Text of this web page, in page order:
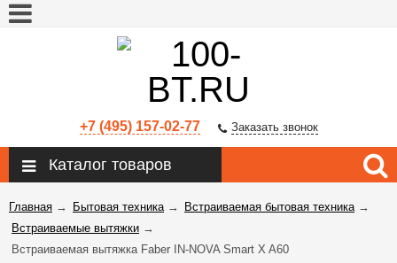
+7 (495) 157-02-77 Заказать звонок
Каталог товаров
Главная → Бытовая техника→ Встраиваемая бытовая техника→
Встраиваемые вытяжки →
Встраиваемая вытяжка Faber IN-NOVA Smart X A60